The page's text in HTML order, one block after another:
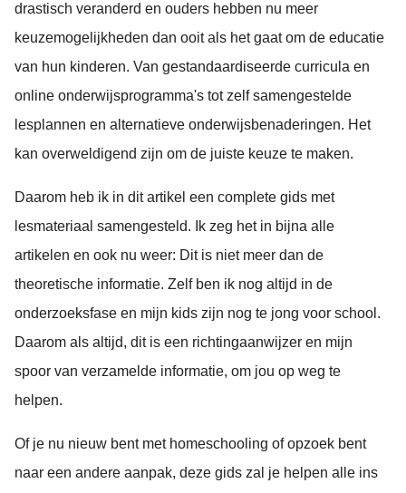
drastisch veranderd en ouders hebben nu meer
keuzemogelijkheden dan ooit als het gaat om de educatie
van hun kinderen. Van gestandaardiseerde curricula en
online onderwijsprogramma's tot zelf samengestelde
lesplannen en alternatieve onderwijsbenaderingen. Het
kan overweldigend zijn om de juiste keuze te maken.
Daarom heb ik in dit artikel een complete gids met
lesmateriaal samengesteld. Ik zeg het in bijna alle
artikelen en ook nu weer: Dit is niet meer dan de
theoretische informatie. Zelf ben ik nog altijd in de
onderzoeksfase en mijn kids zijn nog te jong voor school.
Daarom als altijd, dit is een richtingaanwijzer en mijn
spoor van verzamelde informatie, om jou op weg te
helpen.
Of je nu nieuw bent met homeschooling of opzoek bent
naar een andere aanpak, deze gids zal je helpen alle ins